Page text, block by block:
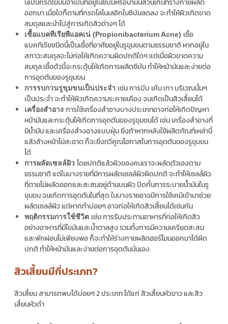
นี้เป็นกรดไขมันจำเป็นที่อยู่ในซีบัมหรือน้ำมันส่วนเกินที่ร่างกายผลิต
ออกมา เมื่อใดก็ตามที่กรดไลโนเลอิกในซีบัมลดลง จะทำให้ผิวเกิดขาด
สมดุลและนำไปสู่การเกิดสิวต่างๆ ได้
เชื้อแบคทีเรียพีแอคเน่ (Propionibacterium Acne) เชื้อ
แบคทีเรียชนิดนี้เป็นเชื้อที่อาศัยอยู่ในรูขุมขนตามธรรมชาติ หากอยู่ใน
สภาวะสมดุลจะไม่ก่อให้เกิดความผิดปกติใดๆ แต่เมื่อผิวขาดความ
สมดุล เชื้อตัวนี้จะกระตุ้นให้เกิดการผลิตซีบัม ทำให้หน้ามันและง่ายต่อ
การอุดตันของรูขุมขน
การรบกวนรูขุมขนเป็นประจำ เช่น การบีบ เค้น เกา บริเวณนั้นๆ
เป็นประจำ จะทำให้ผิวเกิดความระคายเคือง จนเกิดเป็นสิวเสี้ยนได้
เครื่องสำอาง การใช้เครื่องสำอางบางประเภทอาจก่อให้เกิดปัญหา
หน้ามันและกระตุ้นให้เกิดการอุดตันของรูขุมขนได้ เช่น เครื่องสำอางที่
มีน้ำมัน และเครื่องสำงอางแบบฝุ่น ยิ่งถ้าหากหลังใช้ผลิตภัณฑ์เหล่านี้
แล้วล้างหน้าไม่สะอาด ก็จะยิ่งทวีคูณโอกาสในการอุดตันของรูขุมขน
ได้
การผลัดเซลล์ผิว โดยปกติแล้วผิวของคนเราจะผลัดตัวเองตาม
ธรรมชาติ แต่ในบางรายที่มีการผลัดเซลล์ผิวผิดปกติ จะทำให้เซลล์ผิว
ที่ตายไม่ผลัดออกและสะสมอยู่ด้านบนผิว ปิดกั้นการระบายน้ำมันในรู
ขุมขน จนเกิดการอุดตันในที่สุด ในบางรายอาจมีการใช้เคมีเข้ามาช่วย
ผลัดเซลล์ผิว แต่หากทำบ่อยๆ อาจก่อให้เกิดสิวเสี้ยนได้เช่นกัน
พฤติกรรมการใช้ชีวิต เช่น การรับประทานอาหารที่ก่อให้เกิดสิว
อย่างอาหารที่มีไขมันและน้ำตาลสูง รวมทั้งการมีความเครียดสะสม
และพักผ่อนไม่เพียงพอ ก็จะทำให้ร่างกายผลิตฮอร์โมนออกมาได้ผิด
ปกติ ทำให้หน้ามันและง่ายต่อการอุดตันนั่นเอง
สิวเสี้ยนมีกี่ประเภท?
สิวเสี้ยน สามารถพบได้บ่อยๆ 2 ประเภท ได้แก่ สิวเสี้ยนหัวขาว และสิว
เสี้ยนหัวดำ